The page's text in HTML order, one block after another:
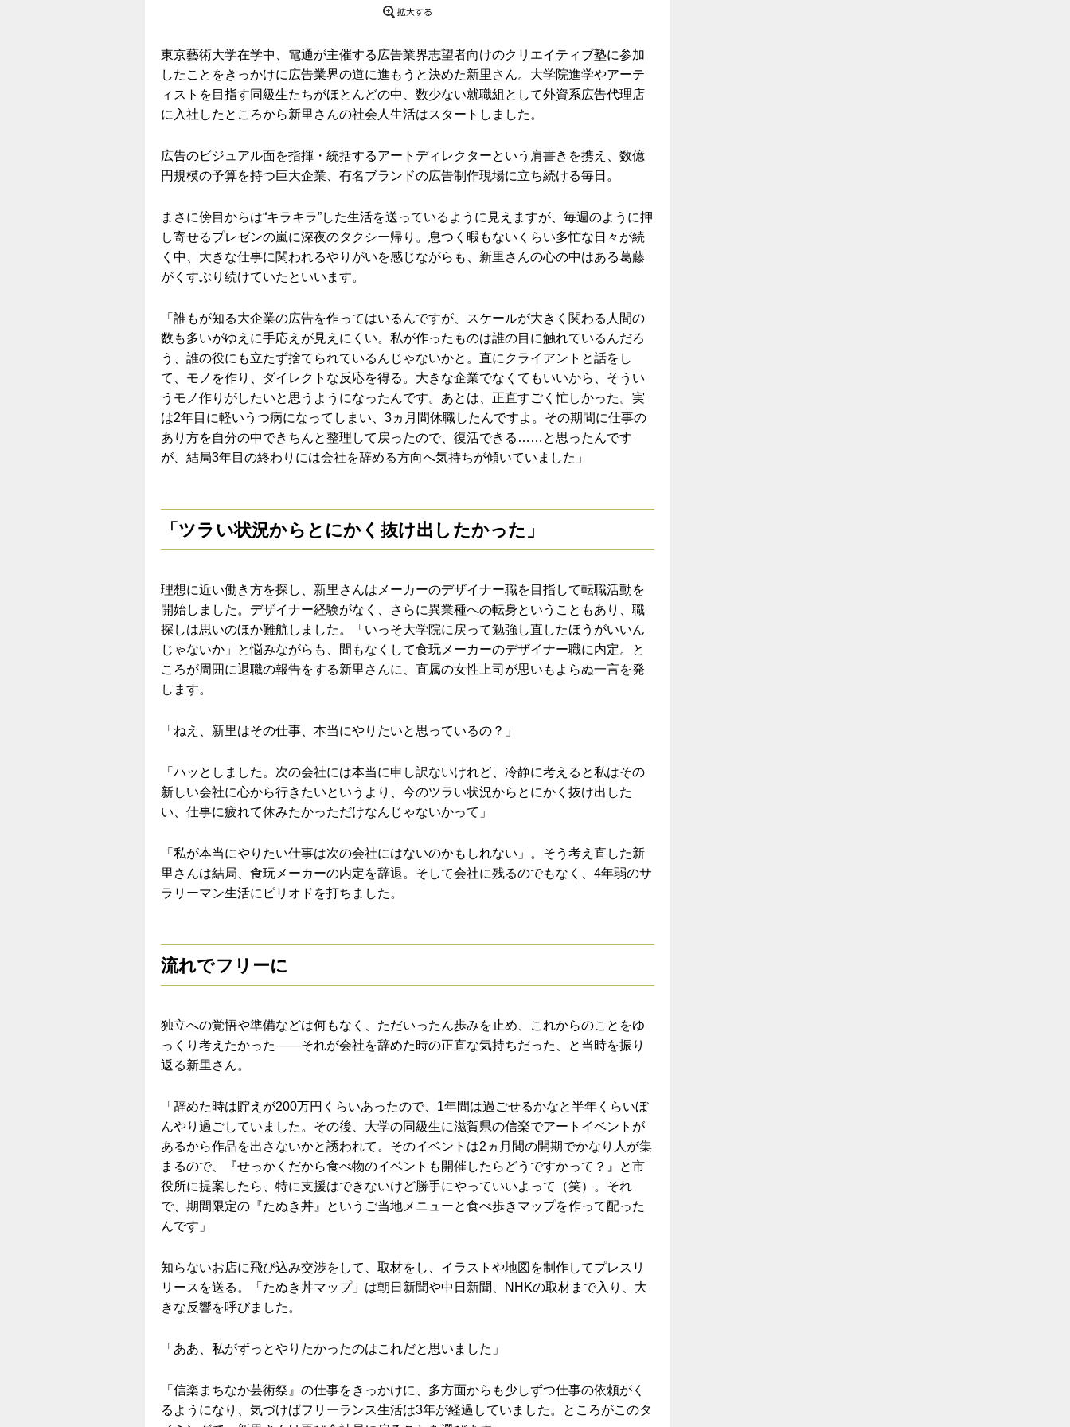
東京藝術大学在学中、電通が主催する広告業界志望者向けのクリエイティブ塾に参加
したことをきっかけに広告業界の道に進もうと決めた新里さん。大学院進学やアーテ
ィストを目指す同級生たちがほとんどの中、数少ない就職組として外資系広告代理店
に入社したところから新里さんの社会人生活はスタートしました。
広告のビジュアル面を指揮・統括するアートディレクターという肩書きを携え、数億
円規模の予算を持つ巨大企業、有名ブランドの広告制作現場に立ち続ける毎日。
まさに傍目からは“キラキラ”した生活を送っているように見えますが、毎週のように押
し寄せるプレゼンの嵐に深夜のタクシー帰り。息つく暇もないくらい多忙な日々が続
く中、大きな仕事に関われるやりがいを感じながらも、新里さんの心の中はある葛藤
がくすぶり続けていたといいます。
「誰もが知る大企業の広告を作ってはいるんですが、スケールが大きく関わる人間の
数も多いがゆえに手応えが見えにくい。私が作ったものは誰の目に触れているんだろ
う、誰の役にも立たず捨てられているんじゃないかと。直にクライアントと話をし
て、モノを作り、ダイレクトな反応を得る。大きな企業でなくてもいいから、そうい
うモノ作りがしたいと思うようになったんです。あとは、正直すごく忙しかった。実
は2年目に軽いうつ病になってしまい、3ヵ月間休職したんですよ。その期間に仕事の
あり方を自分の中できちんと整理して戻ったので、復活できる……と思ったんです
が、結局3年目の終わりには会社を辞める方向へ気持ちが傾いていました」
「ツラい状況からとにかく抜け出したかった」
理想に近い働き方を探し、新里さんはメーカーのデザイナー職を目指して転職活動を
開始しました。デザイナー経験がなく、さらに異業種への転身ということもあり、職
探しは思いのほか難航しました。「いっそ大学院に戻って勉強し直したほうがいいん
じゃないか」と悩みながらも、間もなくして食玩メーカーのデザイナー職に内定。と
ころが周囲に退職の報告をする新里さんに、直属の女性上司が思いもよらぬ一言を発
します。
「ねえ、新里はその仕事、本当にやりたいと思っているの？」
「ハッとしました。次の会社には本当に申し訳ないけれど、冷静に考えると私はその
新しい会社に心から行きたいというより、今のツラい状況からとにかく抜け出した
い、仕事に疲れて休みたかっただけなんじゃないかって」
「私が本当にやりたい仕事は次の会社にはないのかもしれない」。そう考え直した新
里さんは結局、食玩メーカーの内定を辞退。そして会社に残るのでもなく、4年弱のサ
ラリーマン生活にピリオドを打ちました。
流れでフリーに
独立への覚悟や準備などは何もなく、ただいったん歩みを止め、これからのことをゆ
っくり考えたかった――それが会社を辞めた時の正直な気持ちだった、と当時を振り
返る新里さん。
「辞めた時は貯えが200万円くらいあったので、1年間は過ごせるかなと半年くらいぼ
んやり過ごしていました。その後、大学の同級生に滋賀県の信楽でアートイベントが
あるから作品を出さないかと誘われて。そのイベントは2ヵ月間の開期でかなり人が集
まるので、『せっかくだから食べ物のイベントも開催したらどうですかって？』と市
役所に提案したら、特に支援はできないけど勝手にやっていいよって（笑）。それ
で、期間限定の『たぬき丼』というご当地メニューと食べ歩きマップを作って配った
んです」
知らないお店に飛び込み交渉をして、取材をし、イラストや地図を制作してプレスリ
リースを送る。「たぬき丼マップ」は朝日新聞や中日新聞、NHKの取材まで入り、大
きな反響を呼びました。
「ああ、私がずっとやりたかったのはこれだと思いました」
「信楽まちなか芸術祭』の仕事をきっかけに、多方面からも少しずつ仕事の依頼がく
るようになり、気づけばフリーランス生活は3年が経過していました。ところがこのタ